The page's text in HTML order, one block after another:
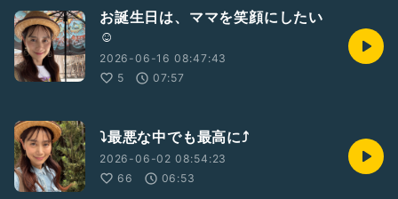
お誕生日は、ママを笑顔にしたい
☺️
2026-06-16 08:47:43
5
07:57
⤵️最悪な中でも最高に⤴️
2026-06-02 08:54:23
66
06:53